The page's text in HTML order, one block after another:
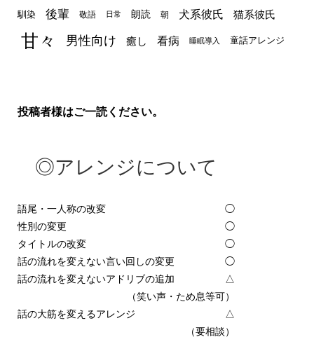
馴染 後輩 敬語 日常 朗読 朝 犬系彼氏 猫系彼氏
甘々 男性向け 癒し 看病 睡眠導入 童話アレンジ
投稿者様はご一読ください。
◎アレンジについて
語尾・一人称の改変
◯
性別の変更
◯
タイトルの改変
◯
話の流れを変えない言い回しの変更
◯
話の流れを変えないアドリブの追加
△
（笑い声・ため息等可）
話の大筋を変えるアレンジ
△
（要相談）